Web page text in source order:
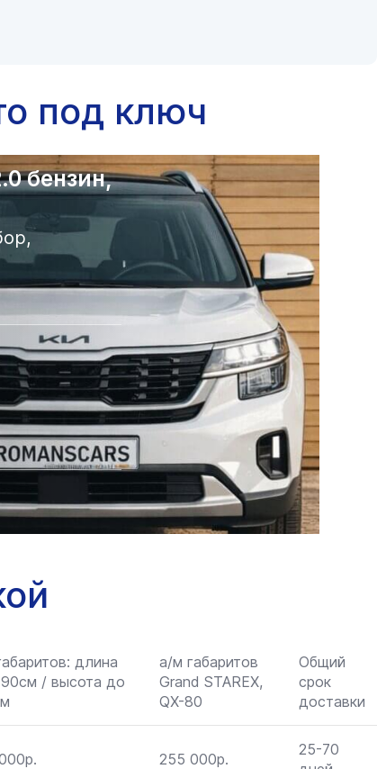
под ключ
бензин,
длина
/ высота до
а/м габаритов
Grand STAREX,
QX-80
Общий
срок
доставки
255 000р.
25-70